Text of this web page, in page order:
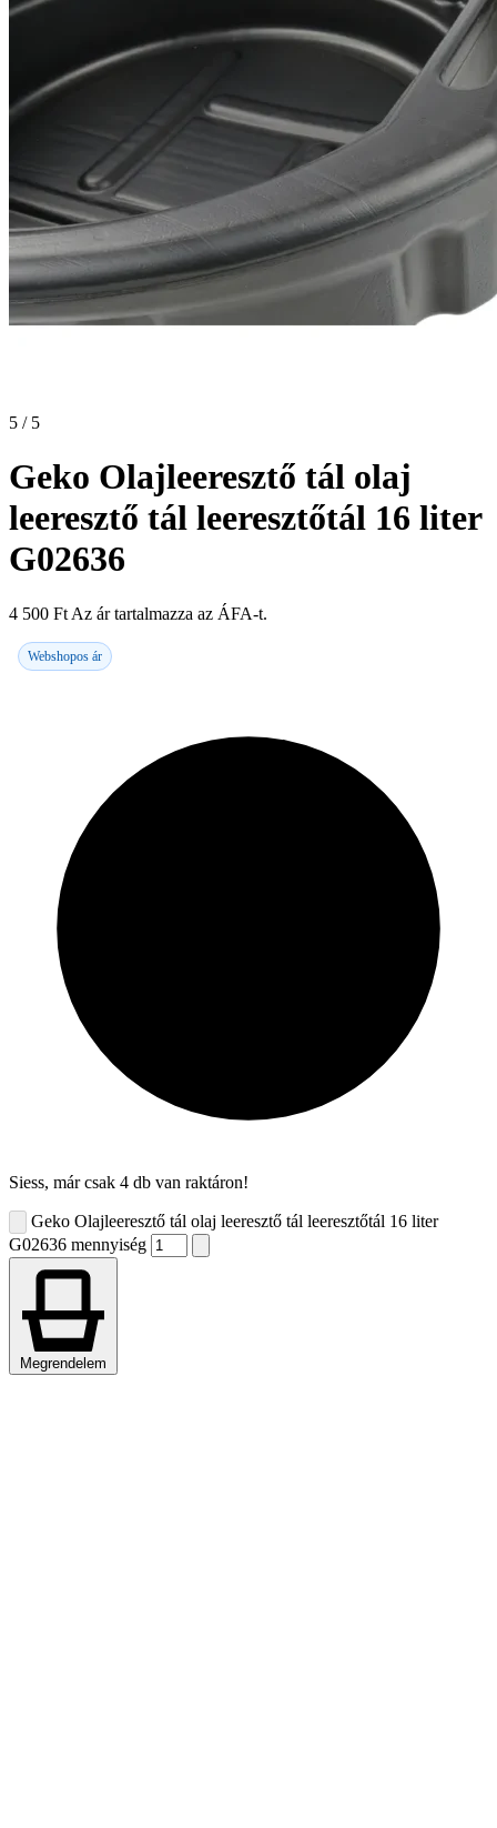
5 / 5
Geko Olajleeresztő tál olaj
leeresztő tál leeresztőtál 16 liter
G02636
4 500 Ft Az ár tartalmazza az ÁFA-t.
Webshopos ár
Siess, már csak 4 db van raktáron!
Geko Olajleeresztő tál olaj leeresztő tál leeresztőtál 16 liter
G02636 mennyiség
Megrendelem